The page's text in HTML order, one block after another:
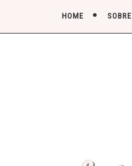
HOME SOBRE